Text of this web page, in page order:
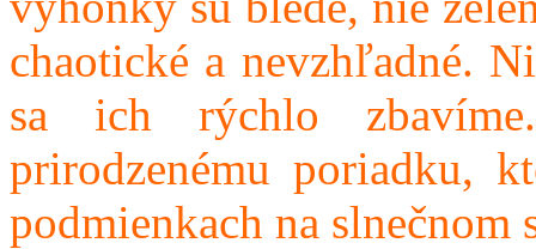
chaotické a nevzhľadné.
sa ich rýchlo
prirodzenému poriadku,
podmienkach na slnečnom